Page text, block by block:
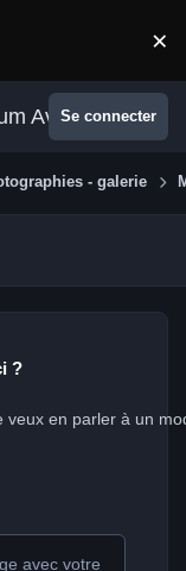
×
AvexSe connecter
- galerie
?
avec votre